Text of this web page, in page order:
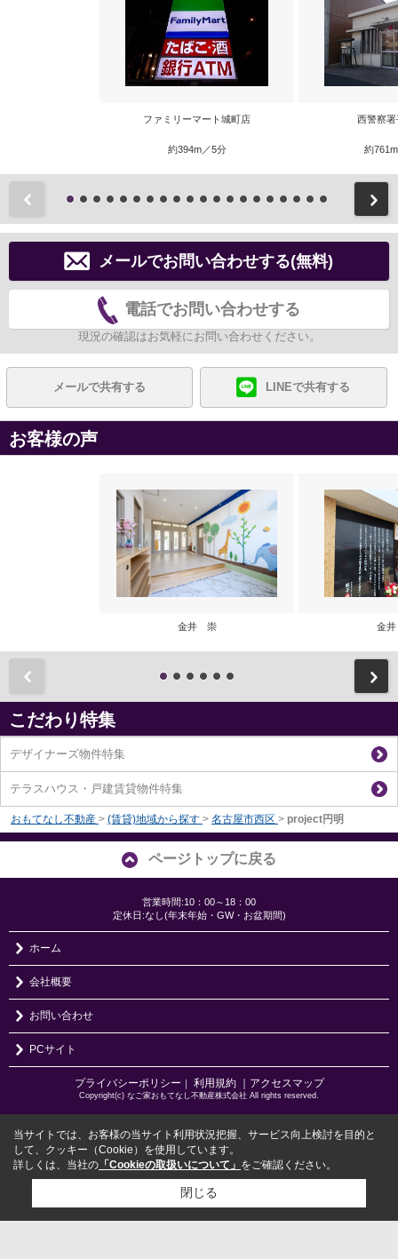
ファミリーマート城町店
約394m／5分
西警察
約
メールでお問い合わせする(無料)
電話でお問い合わせする
現況の確認はお気軽にお問い合わせください。
メールで共有する LINEで共有する
お客様の声
金井 崇 金
こだわり特集
デザイナーズ物件特集
テラスハウス・戸建賃貸物件特集
おもてなし不動産 > (賃貸)地域から探す > 名古屋市西区 > project円明
ページトップに戻る
営業時間:10：00～18：00
定休日:なし(年末年始・GW・お盆期間)
ホーム
会社概要
お問い合わせ
PCサイト
プライバシーポリシー 利用規約 ｜アクセスマップ
Copyright(c) なご家おもてなし不動産株式会社 All rights reserved.
当サイトでは、お客様の当サイト利用状況把握、サービス向上検討を目的と
して、クッキー（Cookie）を使用しています。
詳しくは、当社の 「Cookieの取扱いについて」 をご確認ください。
閉じる